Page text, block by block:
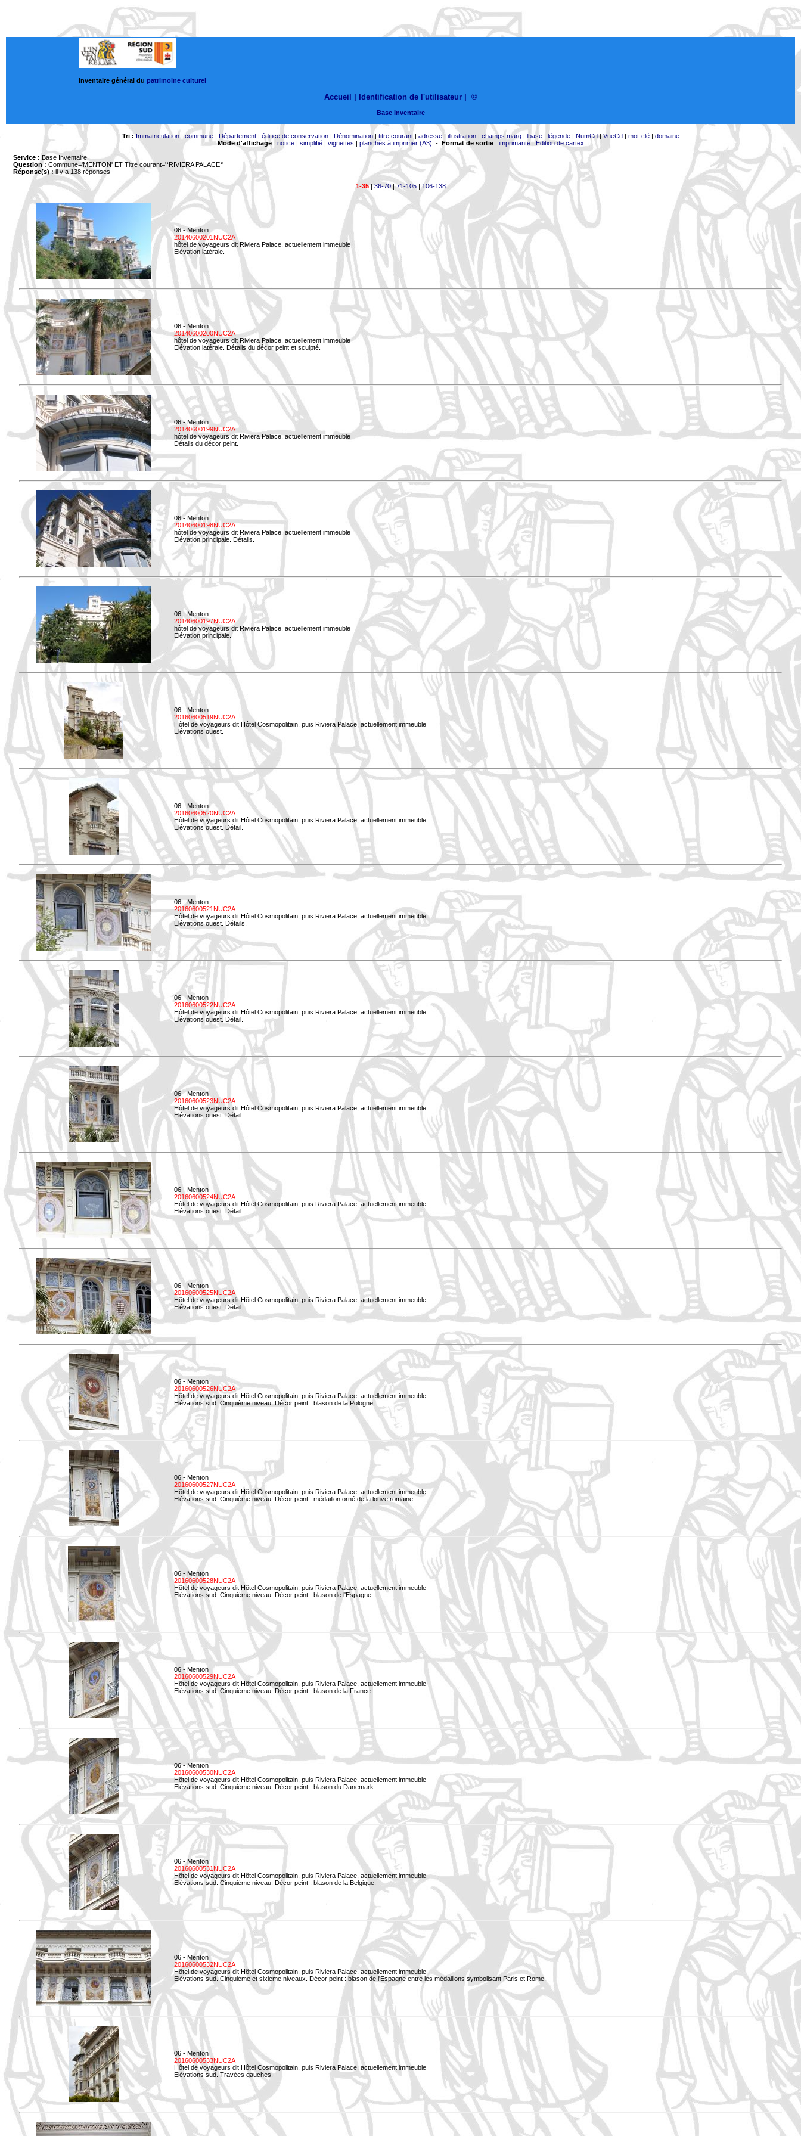
Inventaire général du patrimoine culturel
Accueil | Identification de l'utilisateur ©
Base Inventaire
Tri : Immatriculation|commune| Département| édifice de conservation| Dénomination| titre courant| adresse| illustration| champs marq| lbase| légende| NumCd|VueCd| mot-clé| domaine
Mode d'affichage: notice| simplifié| vignettes | planches à imprimer (A3) - Format de sortie: imprimante|Edition de cartex
Service : Base Inventaire
Question : Commune='MENTON' ET Titre courant='*RIVIERA PALACE*'
Réponse(s) :il y a 138 réponses
1-35|36-70|71-105| 106-138
06 - Menton
20140600201NUC2A
hôtel de voyageurs dit Riviera Palace, actuellement immeuble
Elévation latérale.
06 - Menton
20140600200NUC2A
hôtel de voyageurs dit Riviera Palace, actuellement immeuble
Elévation latérale. Détails du décor peint et sculpté.
06 - Menton
20140600199NUC2A
hôtel de voyageurs dit Riviera Palace, actuellement immeuble
Détails du décor peint.
06 - Menton
20140600198NUC2A
hôtel de voyageurs dit Riviera Palace, actuellement immeuble
Elévation principale. Détails.
06 - Menton
20140600197NUC2A
hôtel de voyageurs dit Riviera Palace, actuellement immeuble
Elévation principale.
06 - Menton
20160600519NUC2A
Hôtel de voyageurs dit Hôtel Cosmopolitain, puis Riviera Palace, actuellement immeuble
Elévations ouest.
06 - Menton
20160600520NUC2A
Hôtel de voyageurs dit Hôtel Cosmopolitain, puis Riviera Palace, actuellement immeuble
Elévations ouest. Détail.
06 - Menton
20160600521NUC2A
Hôtel de voyageurs dit Hôtel Cosmopolitain, puis Riviera Palace, actuellement immeuble
Elévations ouest. Détails.
06 - Menton
20160600522NUC2A
Hôtel de voyageurs dit Hôtel Cosmopolitain, puis Riviera Palace, actuellement immeuble
Elévations ouest. Détail.
06 - Menton
20160600523NUC2A
Hôtel de voyageurs dit Hôtel Cosmopolitain, puis Riviera Palace, actuellement immeuble
Elévations ouest. Détail.
06 - Menton
20160600524NUC2A
Hôtel de voyageurs dit Hôtel Cosmopolitain, puis Riviera Palace, actuellement immeuble
Elévations ouest. Détail.
06 - Menton
20160600525NUC2A
Hôtel de voyageurs dit Hôtel Cosmopolitain, puis Riviera Palace, actuellement immeuble
Elévations ouest. Détail.
06 - Menton
20160600526NUC2A
Hôtel de voyageurs dit Hôtel Cosmopolitain, puis Riviera Palace, actuellement immeuble
Elévations sud. Cinquième niveau. Décor peint : blason de la Pologne.
06 - Menton
20160600527NUC2A
Hôtel de voyageurs dit Hôtel Cosmopolitain, puis Riviera Palace, actuellement immeuble
Elévations sud. Cinquième niveau. Décor peint : médaillon orné de la louve romaine.
06 - Menton
20160600528NUC2A
Hôtel de voyageurs dit Hôtel Cosmopolitain, puis Riviera Palace, actuellement immeuble
Elévations sud. Cinquième niveau. Décor peint : blason de l'Espagne.
06 - Menton
20160600529NUC2A
Hôtel de voyageurs dit Hôtel Cosmopolitain, puis Riviera Palace, actuellement immeuble
Elévations sud. Cinquième niveau. Décor peint : blason de la France.
06 - Menton
20160600530NUC2A
Hôtel de voyageurs dit Hôtel Cosmopolitain, puis Riviera Palace, actuellement immeuble
Elévations sud. Cinquième niveau. Décor peint : blason du Danemark.
06 - Menton
20160600531NUC2A
Hôtel de voyageurs dit Hôtel Cosmopolitain, puis Riviera Palace, actuellement immeuble
Elévations sud. Cinquième niveau. Décor peint : blason de la Belgique.
06 - Menton
20160600532NUC2A
Hôtel de voyageurs dit Hôtel Cosmopolitain, puis Riviera Palace, actuellement immeuble
Elévations sud. Cinquième et sixième niveaux. Décor peint : blason de l'Espagne entre les médaillons symbolisant Paris et Rome.
06 - Menton
20160600533NUC2A
Hôtel de voyageurs dit Hôtel Cosmopolitain, puis Riviera Palace, actuellement immeuble
Elévations sud. Travées gauches.